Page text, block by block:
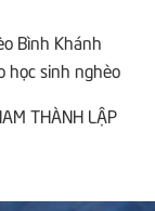
Bình Khánh
học sinh nghèo
THÀNH LẬP